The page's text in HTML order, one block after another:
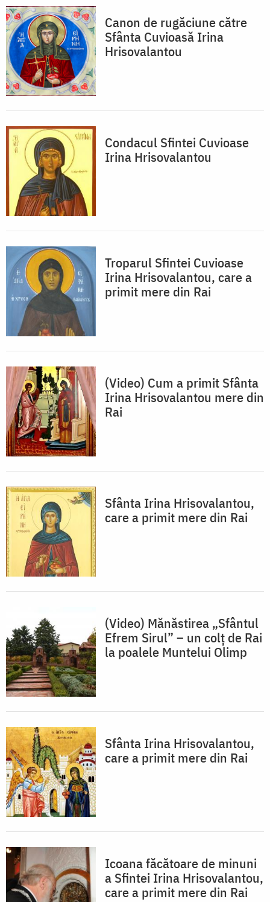
Canon de rugăciune către
Sfânta Cuvioasă Irina
Hrisovalantou
Condacul Sfintei Cuvioase
Irina Hrisovalantou
Troparul Sfintei Cuvioase
Irina Hrisovalantou, care a
primit mere din Rai
(Video) Cum a primit Sfânta
Irina Hrisovalantou mere din
Rai
Sfânta Irina Hrisovalantou,
care a primit mere din Rai
(Video) Mănăstirea „Sfântul
Efrem Sirul” – un colţ de Rai
la poalele Muntelui Olimp
Sfânta Irina Hrisovalantou,
care a primit mere din Rai
Icoana făcătoare de minuni
a Sfintei Irina Hrisovalantou,
care a primit mere din Rai